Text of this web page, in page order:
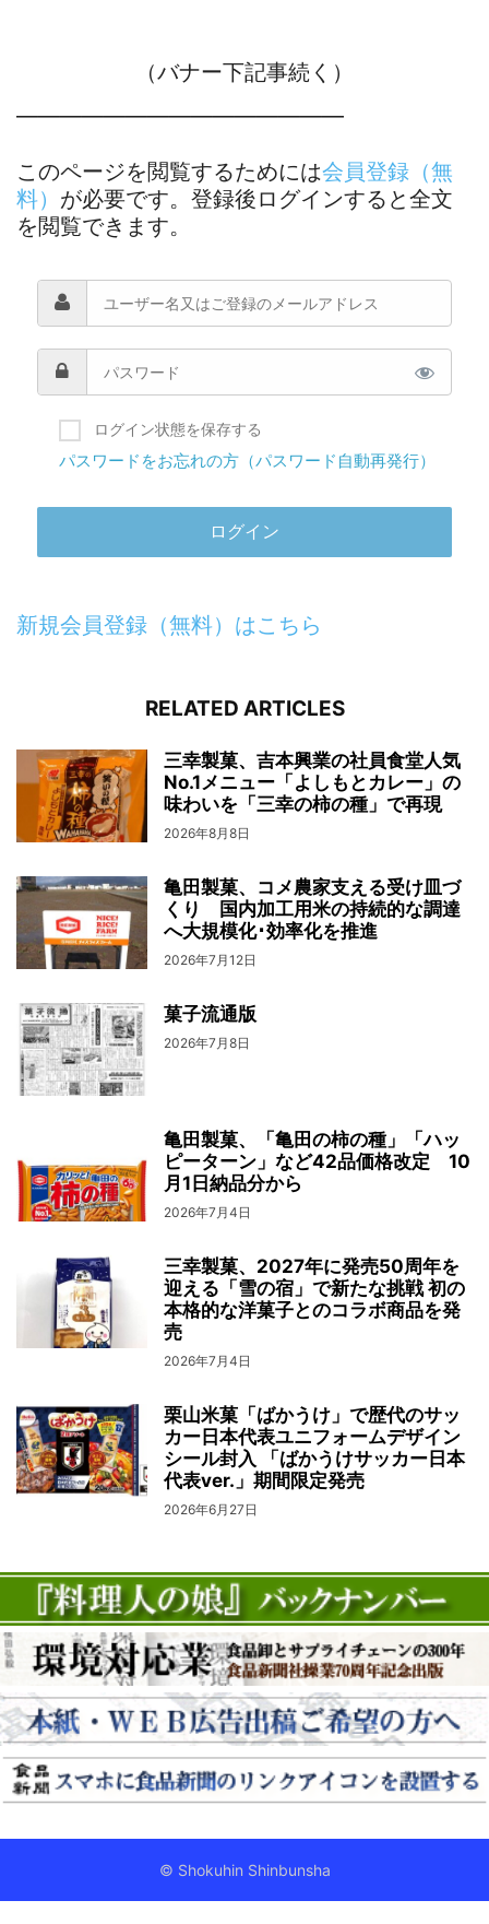
（バナー下記事続く）
―――――――――――――――
このページを閲覧するためには会員登録（無
料） が必要です。登録後ログインすると全文
を閲覧できます。
ログイン状態を保存する
パスワードをお忘れの方（パスワード自動再発行）
新規会員登録（無料）はこちら
RELATED ARTICLES
三幸製菓、吉本興業の社員食堂人気
No.1メニュー「よしもとカレー」の
味わいを「三幸の柿の種」で再現
2026年8月8日
亀田製菓、コメ農家支える受け皿づ
くり 国内加工用米の持続的な調達
へ大規模化･効率化を推進
2026年7月12日
菓子流通版
2026年7月8日
亀田製菓、「亀田の柿の種」「ハッ
ピーターン」など42品価格改定 10
月1日納品分から
2026年7月4日
三幸製菓、2027年に発売50周年を
迎える「雪の宿」で新たな挑戦 初の
本格的な洋菓子とのコラボ商品を発
売
2026年7月4日
栗山米菓「ばかうけ」で歴代のサッ
カー日本代表ユニフォームデザイン
シール封入 「ばかうけサッカー日本
代表ver.」期間限定発売
2026年6月27日
© Shokuhin Shinbunsha